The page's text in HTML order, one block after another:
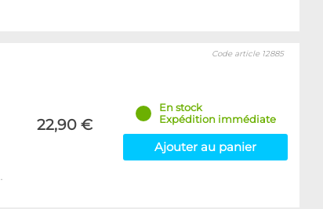
22,90 €
Code article 12885
En stock
Expédition immédiate
Ajouter au panier